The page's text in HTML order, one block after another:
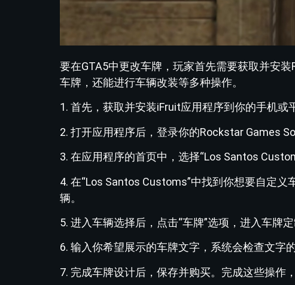
要在GTA5中更改车牌，玩家首先需要获取并安
车牌，还能进行车辆改装等多种操作。
1. 首先，获取并安装iFruit应用程序到你的手机或
2. 打开应用程序后，登录你的Rockstar Games
3. 在应用程序的首页中，选择“Los Santos
4. 在“Los Santos Customs”中找到你想要自定
辆。
5. 进入车辆选择后，点击“车牌”选项，进入车牌定
6. 输入你希望展示的车牌文字，系统会检查文字
7. 完成车牌设计后，保存并购买。完成这些操作